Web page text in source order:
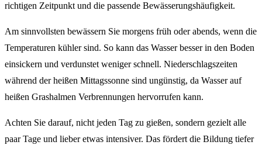
richtigen Zeitpunkt und die passende Bewässerungshäufigkeit.
Am sinnvollsten bewässern Sie morgens früh oder abends, wenn die
Temperaturen kühler sind. So kann das Wasser besser in den Boden
einsickern und verdunstet weniger schnell. Niederschlagszeiten
während der heißen Mittagssonne sind ungünstig, da Wasser auf
heißen Grashalmen Verbrennungen hervorrufen kann.
Achten Sie darauf, nicht jeden Tag zu gießen, sondern gezielt alle
paar Tage und lieber etwas intensiver. Das fördert die Bildung tiefer